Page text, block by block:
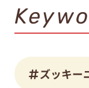
ズッキー